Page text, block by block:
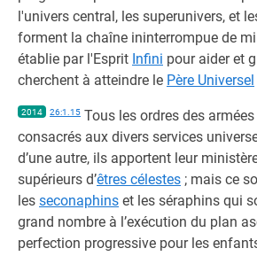
l'univers central, les superunivers, et
forment la chaîne ininterrompue de
établie par l'Esprit Infini pour aider et
cherchent à atteindre le Père Universel
2014 26:1.15 Tous les ordres des
consacrés aux divers services
d’une autre, ils apportent leur
supérieurs d’êtres célestes ; mais ce
les seconaphins et les séraphins qui
grand nombre à l’exécution du plan
perfection progressive pour les